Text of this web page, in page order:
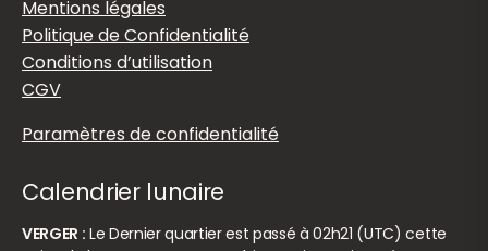
Mentions légales
Politique de Confidentialité
Conditions d’utilisation
CGV
Paramètres de confidentialité
Calendrier lunaire
VERGER : Le Dernier quartier est passé à 02h21 (UTC) cette